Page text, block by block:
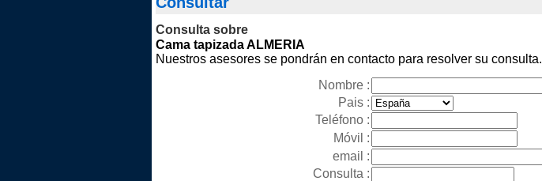
Consulta sobre
Cama tapizada ALMERIA
Nuestros asesores se pondrán en contacto para resolver su consulta.
Nombre :
Pais :
Teléfono :
Móvil :
email :
Consulta :